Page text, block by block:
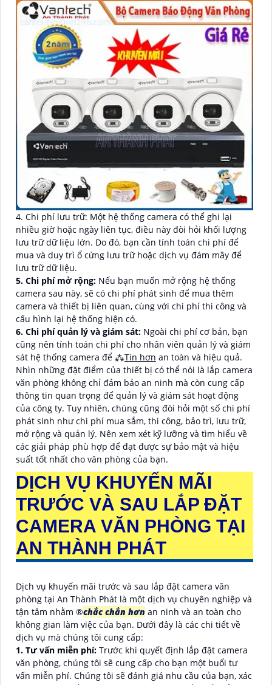
4. Chi phí lưu trữ: Một hệ thống camera có thể ghi lại
nhiều giờ hoặc ngày liên tục, điều này đòi hỏi khối lượng
lưu trữ dữ liệu lớn. Do đó, bạn cần tính toán chi phí để
mua và duy trì ổ cứng lưu trữ hoặc dịch vụ đám mây để
lưu trữ dữ liệu.
5. Chi phí mở rộng: Nếu bạn muốn mở rộng hệ thống
camera sau này, sẽ có chi phí phát sinh để mua thêm
camera và thiết bị liên quan, cùng với chi phí thi công và
cấu hình lại hệ thống hiện có.
6. Chi phí quản lý và giám sát: Ngoài chi phí cơ bản, bạn
cũng nên tính toán chi phí cho nhân viên quản lý và giám
sát hệ thống camera để ⁂Tin hơn an toàn và hiệu quả.
Nhìn những đặt điểm của thiết bị có thể nói là lắp camera
văn phòng không chỉ đảm bảo an ninh mà còn cung cấp
thông tin quan trọng để quản lý và giám sát hoạt động
của công ty. Tuy nhiên, chúng cũng đòi hỏi một số chi phí
phát sinh như chi phí mua sắm, thi công, bảo trì, lưu trữ,
mở rộng và quản lý. Nên xem xét kỹ lưỡng và tìm hiểu về
các giải pháp phù hợp để đạt được sự bảo mật và hiệu
suất tốt nhất cho văn phòng của bạn.
DỊCH VỤ KHUYẾN MÃI
TRƯỚC VÀ SAU LẮP ĐẶT
CAMERA VĂN PHÒNG TẠI
AN THÀNH PHÁT
Dịch vụ khuyến mãi trước và sau lắp đặt camera văn
phòng tại An Thành Phát là một dịch vụ chuyên nghiệp và
tận tâm nhằm ®️chắc chắn hơn an ninh và an toàn cho
không gian làm việc của bạn. Dưới đây là các chi tiết về
dịch vụ mà chúng tôi cung cấp:
1. Tư vấn miễn phí: Trước khi quyết định lắp đặt camera
văn phòng, chúng tôi sẽ cung cấp cho bạn một buổi tư
vấn miễn phí. Chúng tôi sẽ đánh giá nhu cầu của bạn, xác